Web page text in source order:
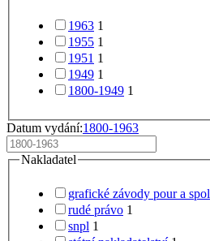
1963 1
1955 1
1951 1
1949 1
1800-1949 1
Datum vydání:1800-1963
Nakladatel
grafické závody pour a spol
rudé právo 1
snpl 1